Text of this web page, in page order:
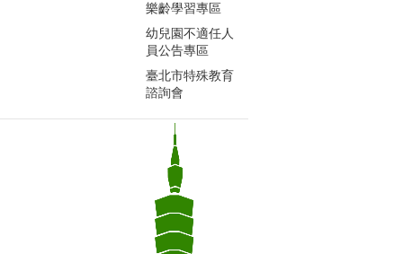
樂齡學習專區
幼兒園不適任人
員公告專區
臺北市特殊教育
諮詢會